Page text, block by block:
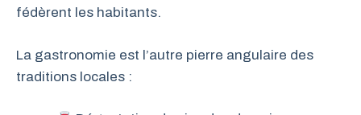
fédèrent les habitants.
La gastronomie est l’autre pierre angulaire des
traditions locales :